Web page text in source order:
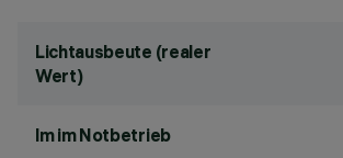
Lichtausbeute (realer
Wert)
lm im Notbetrieb